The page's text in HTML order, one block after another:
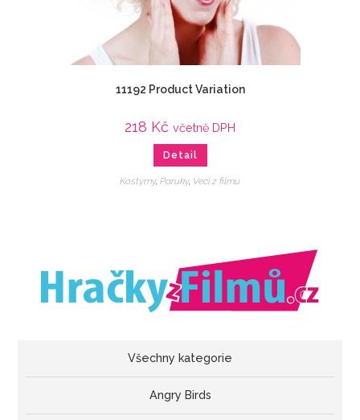
11192 Product Variation
218 Kč včetně DPH
Detail
Kostýmy, Paruky, Veci z filmu
Všechny kategorie
Angry Birds